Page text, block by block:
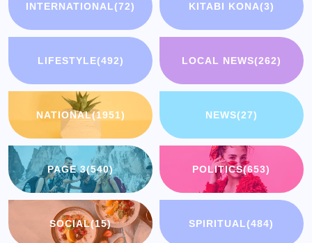
INTERNATIONAL(72) KITABI KONA(3)
LIFESTYLE(492) LOCAL NEWS(262)
NATIONAL(1951) NEWS(27)
PAGE 3(540) POLITICS(653)
SOCIAL(15) SPIRITUAL(484)